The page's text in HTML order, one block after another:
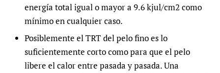
energía total igual o mayor a 9.6 kjul/cm2 como
mínimo en cualquier caso.
Posiblemente el TRT del pelo fino es lo
suficientemente corto como para que el pelo
libere el calor entre pasada y pasada. Una